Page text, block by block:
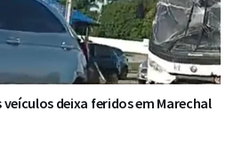
deixa feridos em Marechal